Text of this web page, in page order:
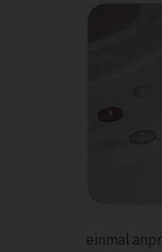
einmal